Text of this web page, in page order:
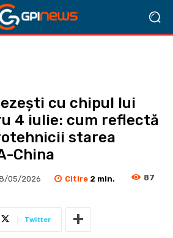
cu chipul lui
4 iulie: cum reflectă
starea
China
05/2026 Citire 2 min. 87
Twitter